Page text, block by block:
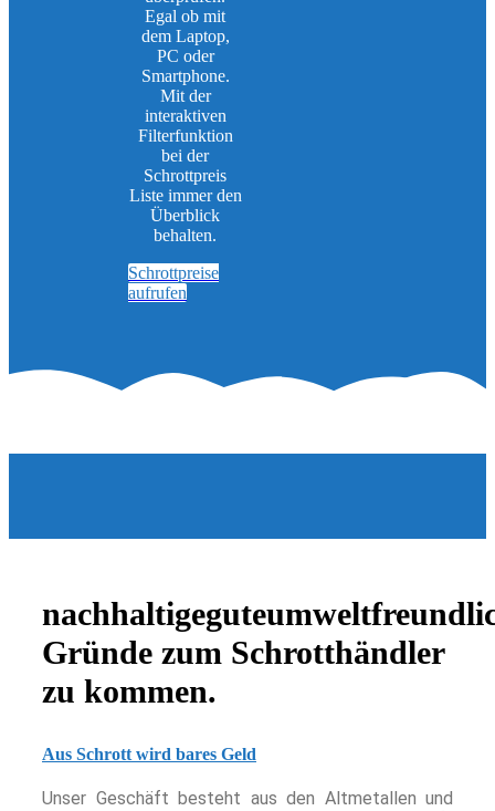
Egal ob mit
dem Laptop,
PC oder
Smartphone.
Mit der
interaktiven
Filterfunktion
bei der
Schrottpreis
Liste immer den
Überblick
behalten.
Schrottpreise
aufrufen
nachhaltigegute
Gründe zum Schrotthändler
zu kommen.
Aus Schrott wird bares Geld
Unser Geschäft besteht aus den Altmetallen und